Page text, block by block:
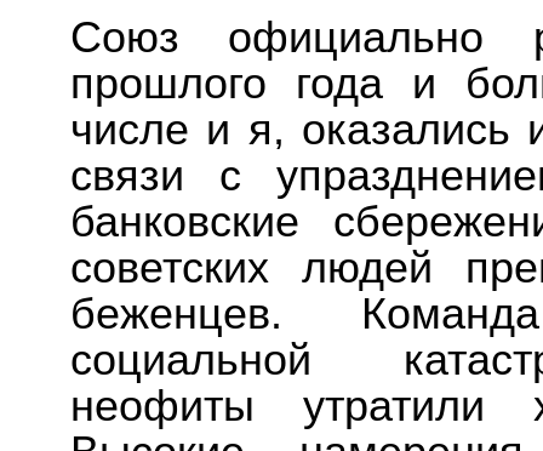
Союз официально
прошлого года и
числе и я, оказались
связи с
банковские
советских людей
беженцев.
социальной
неофиты утратили